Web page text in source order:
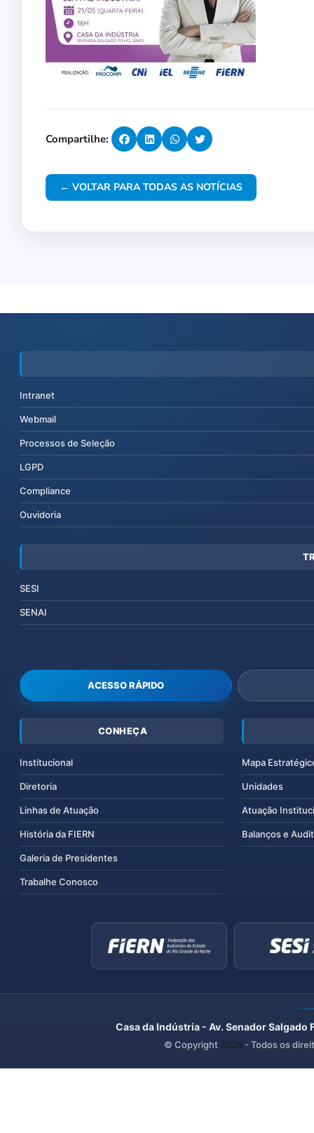
Compartilhe:
← VOLTAR PARA TODAS AS NOTÍCIAS
Intranet
Webmail
Processos de Seleção
LGPD
Compliance
Ouvidoria
SESI
SENAI
ACESSO RÁPIDO
CONHEÇA
Institucional
Diretoria
Linhas de Atuação
História da FIERN
Galeria de Presidentes
Trabalhe Conosco
Mapa
Unidades
Atuação
Balanços e
Casa da Indústria - Av. Senador
© Copyright 2026 - Todos os